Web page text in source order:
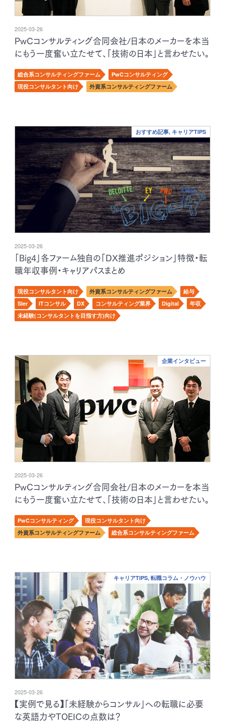
2025-03-26
PwCコンサルティング合同会社/日本のメーカーを本当
にもう一度奮い立たせて、「技術の日本」と言わせたい。
総合系コンサルティングファーム
PwCコンサルティング
現役コンサルタント向け
外資系コンサルティングファーム
おすすめ記事, キャリアTIPS
2025-03-26
「Big4」各ファーム独自の「DX推進ポジション」特徴・転
職年収事例・キャリアパスまとめ
現役コンサルタント向け 外資系コンサルティングファーム
給与
SIer
ITコンサル DX コンサルティング業界 Digital
年収
未経験(コンサルタントを目指す方)向け
企業インタビュー
2025-03-26
PwCコンサルティング合同会社/日本のメーカーを本当
にもう一度奮い立たせて、「技術の日本」と言わせたい。
PwCコンサルティング
現役コンサルタント向け
外資系コンサルティングファーム
総合系コンサルティングファーム
キャリアTIPS, 転職コラム・ノウハウ
2025-03-26
【実例で見る】「未経験からコンサル」への転職に必要
な英語力やTOEICの点数は？